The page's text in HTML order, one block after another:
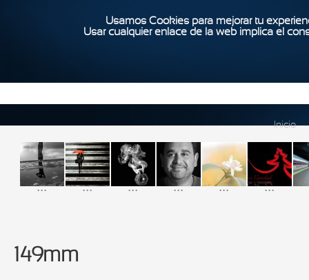
Usamos Cookies para mejorar tu
Usar cualquier enlace de la web implica el
Inicio
... ... ... ... ... ...
149mm